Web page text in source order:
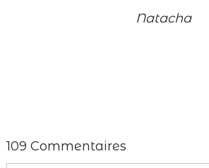
Natacha
109 Commentaires